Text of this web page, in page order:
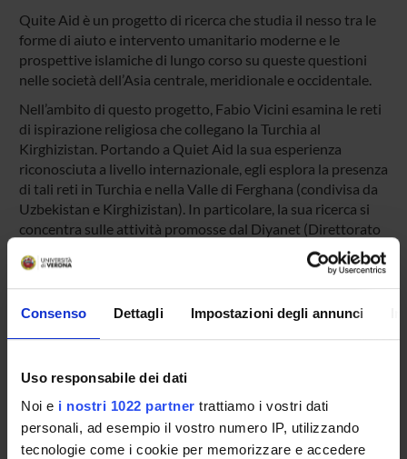
Consenso Dettagli Impostazioni degli annunci
Uso responsabile dei dati
Noi e i nostri 1022 partner trattiamo i vostri dati
personali, ad esempio il vostro numero IP, utilizzando
tecnologie come i cookie per memorizzare e accedere
Quite Aid è un progetto di ricerca che studia il nesso tra le
forme di aiuto e intervento umanitario moderne e le
prospettive islamiche di lungo corso su queste questioni
nelle società dell’Asia centrale, meridionale e occidentale.
Nell’ambito di questo progetto, Fabio Vicini esamina le reti
di ispirazione religiosa che collegano la Turchia al
Kirghizistan. Portando a Quiet Aid la sua esperienza
riconosciuta a livello internazionale, egli esplora la presenza
di tali reti in Turchia e nella Valle di Ferghana (condivisa da
Uzbekistan e Kirghizistan). In particolare, la sua ricerca si
concentra sulle attività promosse dal Diyanet (Direttorato
degli Affari Religiosi di Turchia) in Kirghizistan negli ultimi
trent'anni.
Till Mostowlansky (Principal Investigator)
Fabio Vicini (Senior Research Associate)
Mohammad Javaid (Research Assistant)
Zarina Urmanbetova (Postdoctoral Fellow)